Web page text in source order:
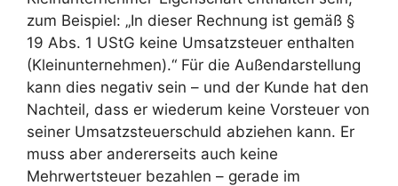
zum Beispiel: „In dieser Rechnung ist gemäß §
19 Abs. 1 UStG keine Umsatzsteuer enthalten
(Kleinunternehmen).“ Für die Außendarstellung
kann dies negativ sein – und der Kunde hat den
Nachteil, dass er wiederum keine Vorsteuer von
seiner Umsatzsteuerschuld abziehen kann. Er
muss aber andererseits auch keine
Mehrwertsteuer bezahlen – gerade im